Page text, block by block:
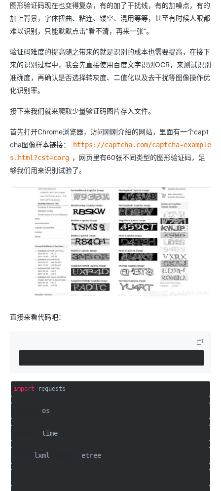
图形验证码现在也变得复杂，有的加了干扰线，有的加噪点，有的
加上背景，字体扭曲、粘连、镂空、混用等等，甚至有时候人眼都
难以识别，只能默默点击“看不清，再来一张”。
验证码难度的提高随之带来的就是识别的成本也需要提高，在接下
来的识别过程中，我会先直接使用百度文字识别OCR，来测试识别
准确度，再确认是否选择转灰度、二值化以及去干扰等图像操作优
化识别率。
接下来我们就来爬取少量验证码图片存入文件。
首先打开Chrome浏览器，访问刚刚介绍的网站，里面有一个capt
cha图像样本链接：
https://captcha.com/captcha-example
s.html?cst=corg ，网页里有60张不同类型的图形验证码，足
够我们用来识别试验了。
直接来看代码吧：
import requests
os
time
lxml etree